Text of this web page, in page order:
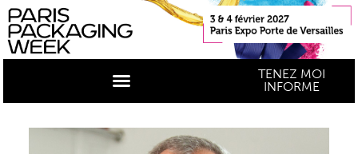
TENEZ MOI
INFORME